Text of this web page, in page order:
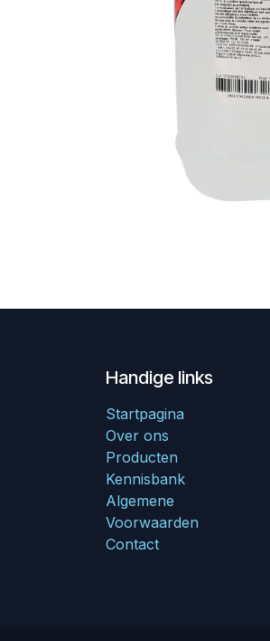
Handige links
Startpagina
Over ons
Producten
Kennisbank
Algemene
Voorwaarden
Contact